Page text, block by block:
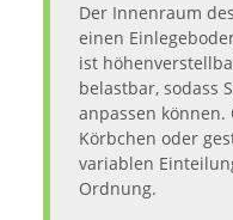
Der Innenraum
einen
ist
belastbar, sodass
anpassen können.
Körbchen oder
variablen
Ordnung.